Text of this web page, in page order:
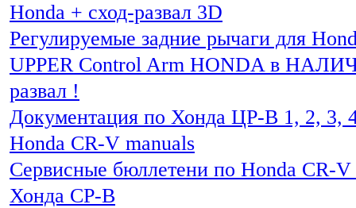
Honda + сход-развал 3D
Регулируемые задние рычаги для
UPPER Control Arm HONDA в
развал !
Документация по Хонда ЦР-В 1, 2, 3,
Honda CR-V manuals
Сервисные бюллетени по Honda CR-
Хонда СР-В